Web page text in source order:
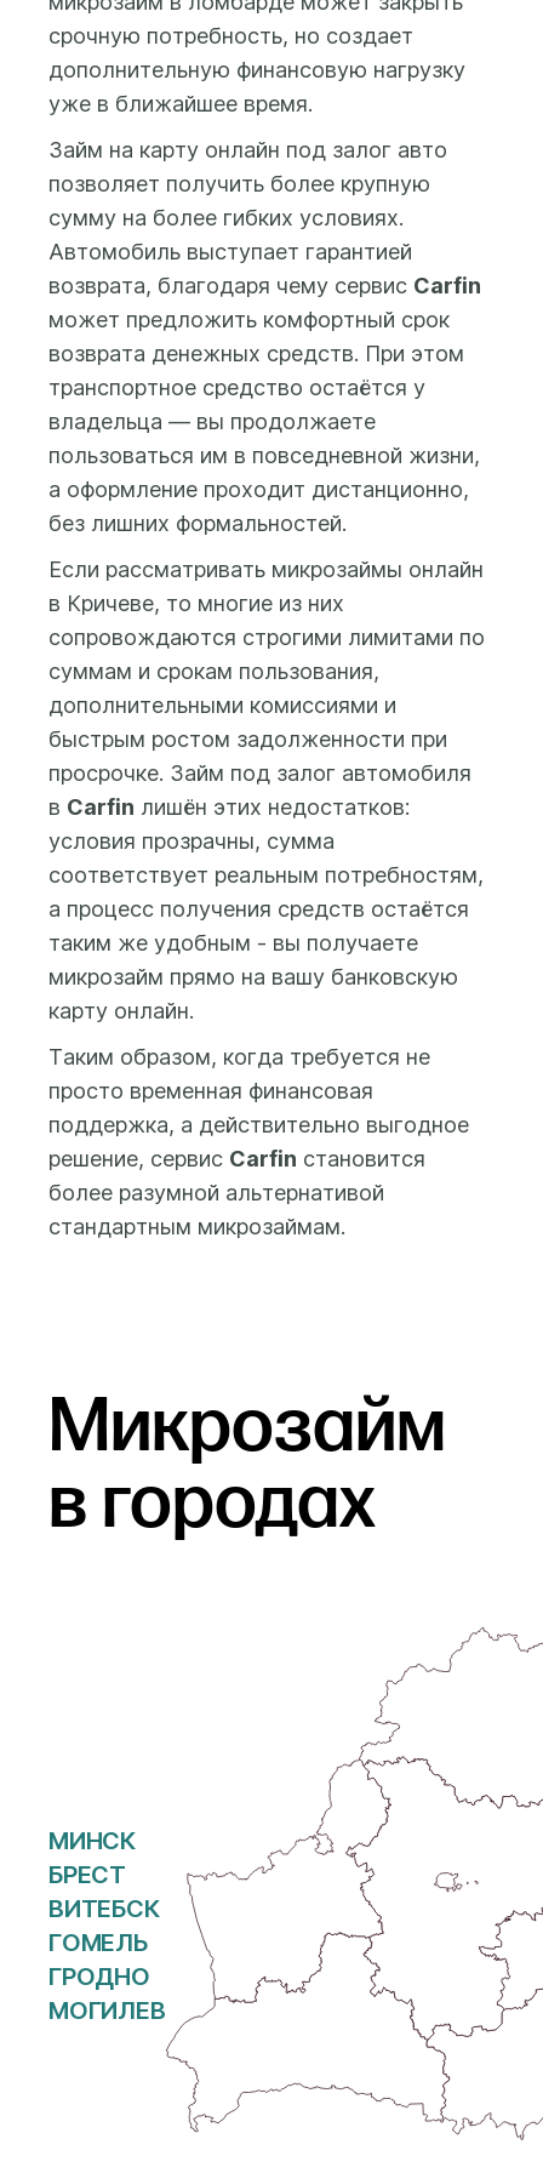
телефону. В любом
случае Вы
заплатите только
за дни
фактического
использования
средств.
предоставление
кредитного отчета.
После этого Вам будет
доступна форма
получение займа, где вы
сможете указать
желаемую сумму займа
(от 500 до 100 000 бел.
рублей) и срок займа (до
25 месяцев), а также
предоставить данные и
фото автомобиля и
свидетельства о
регистрации
(техпаспорта) на
Заем выдается на
банковскую карту,
заемщика. После
заполнения анкеты и
проверки данных
системой ответ по Вашей
заявке будет доступен в
Личном кабинете.
срочную потребность, но создает
дополнительную финансовую нагрузку
уже в ближайшее время.
Займ на карту онлайн под залог авто
позволяет получить более крупную
сумму на более гибких условиях.
Автомобиль выступает гарантией
возврата, благодаря чему сервис Carfin
может предложить комфортный срок
возврата денежных средств. При этом
транспортное средство остаётся у
владельца — вы продолжаете
пользоваться им в повседневной жизни,
а оформление проходит дистанционно,
без лишних формальностей.
Если рассматривать микрозаймы онлайн
в Кричеве, то многие из них
сопровождаются строгими лимитами по
суммам и срокам пользования,
дополнительными комиссиями и
быстрым ростом задолженности при
просрочке. Займ под залог автомобиля
в Carfin лишён этих недостатков:
условия прозрачны, сумма
соответствует реальным потребностям,
а процесс получения средств остаётся
таким же удобным - вы получаете
микрозайм прямо на вашу банковскую
карту онлайн.
Таким образом, когда требуется не
просто временная финансовая
поддержка, а действительно выгодное
решение, сервис Carfin становится
более разумной альтернативой
стандартным микрозаймам.
Микрозайм
в городах
МИНСК
БРЕСТ
ВИТЕБСК
ГОМЕЛЬ
ГРОДНО
МОГИЛЕВ